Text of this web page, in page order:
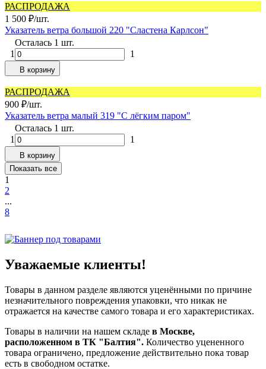
РАСПРОДАЖА
1 500 ₽/шт.
Указатель ветра большой 220 "Сластена Карлсон"
Осталась 1 шт.
1
1
В корзину
РАСПРОДАЖА
900 ₽/шт.
Указатель ветра малый 319 "С лёгким паром"
Осталась 1 шт.
1
1
В корзину
Показать все
1
2
...
8
Уважаемые клиенты!
Товары в данном разделе являются уценёнными по причине
незначительного повреждения упаковки, что никак не
отражается на качестве самого товара и его характеристиках.
Товары в наличии на нашем складе в Москве,
расположенном в ТК "Балтия". Количество уцененного
товара ограничено, предложение действительно пока товар
есть в свободном остатке.